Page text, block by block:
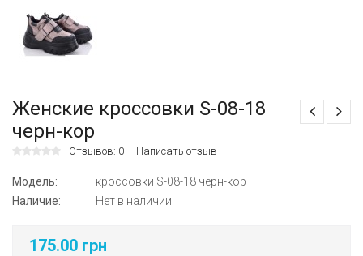
Женские кроссовки S-08-18
черн-кор
Отзывов: 0 Написать отзыв
Модель:
кроссовки S-08-18 черн-кор
Наличие:
Нет в наличии
175.00 грн